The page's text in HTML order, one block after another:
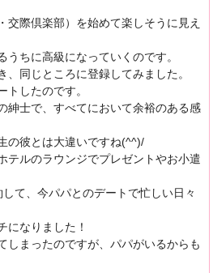
交際倶楽部）を始めて楽しそうに見え
ちに高級になっていくのです。
同じところに登録してみました。
したのです。
紳士で、すべてにおいて余裕のある感
の彼とは大違いですね(^^)/
テルのラウンジでプレゼントやお小遣
て、今パパとのデートで忙しい日々
になりました！
しまったのですが、パパがいるからも